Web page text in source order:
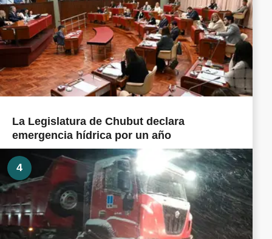
La Legislatura de Chubut declara
emergencia hídrica por un año
4